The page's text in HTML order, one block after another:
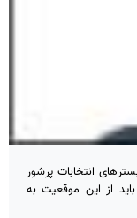
انتخابات پرشور
از این موقعیت به